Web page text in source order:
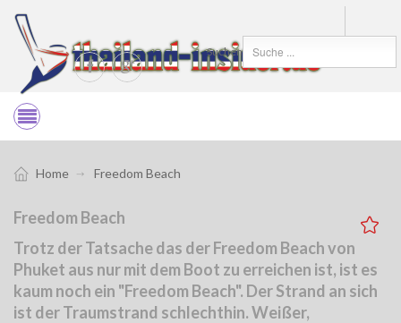
Suchen
Home Freedom Beach
Freedom Beach
Trotz der Tatsache das der Freedom Beach von
Phuket aus nur mit dem Boot zu erreichen ist, ist es
kaum noch ein "Freedom Beach". Der Strand an sich
ist der Traumstrand schlechthin. Weißer,